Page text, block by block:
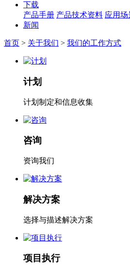
下载
产品手册 产品技术资料 应用场
新闻
首页 > 关于我们 > 我们的工作方式
计划
计划制定和信息收集
咨询
资询我们
解决方案
选择与描述解决方案
项目执行